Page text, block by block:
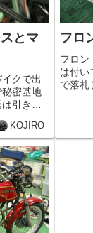
とマ
クで出
密基地
引き続
ーキフロ
戻しまし
シュホ
KOJIRO
フロ
フロン
は付い
で落札
ォー
のバイ